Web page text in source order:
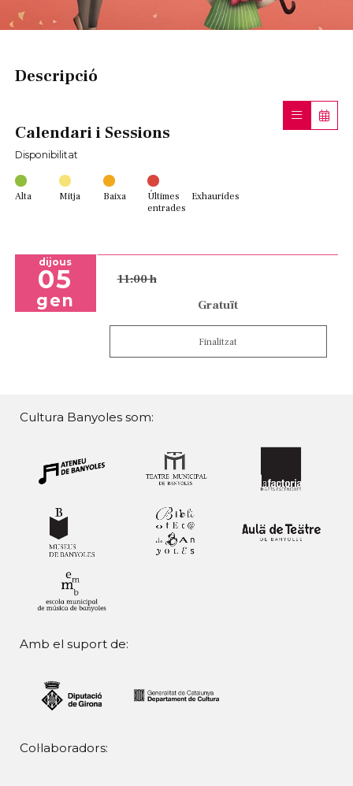
Descripció
Calendari i Sessions
Disponibilitat
Alta Mitja Baixa
Últimes
entrades
Exhaurides
dijous
05
gen
11:00 h
Gratuït
Finalitzat
Cultura Banyoles som:
Amb el suport de:
Col·laboradors: